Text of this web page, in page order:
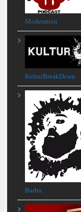
Moderation
KulturBreakDown
Barbu